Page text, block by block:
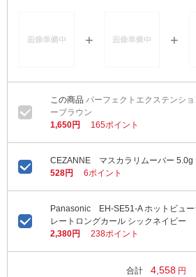
パーフェクトエクステンシ
ーブラウン
1,650円
165ポイント
CEZANNE マスカラリムーバー 5.0g
528円
6ポイント
Panasonic EH-SE51-A ホットビュー
レートロングカール シックネイビー
2,380円
238ポイント
合計 4,558 円